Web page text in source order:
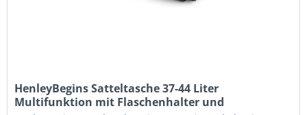
HenleyBegins Satteltasche 37-44 Liter
Multifunktion mit Flaschenhalter und